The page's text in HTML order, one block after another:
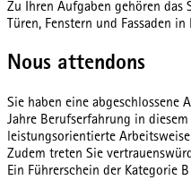
Zu Ihren Aufgaben gehören das
Türen, Fenstern und Fassaden
Nous attendons
Sie haben eine abgeschlossene
Jahre Berufserfahrung in
leistungsorientierte
Zudem treten Sie
Ein Führerschein der Kategorie